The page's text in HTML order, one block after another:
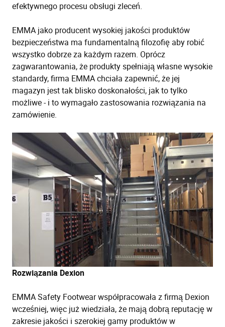
efektywnego procesu obsługi zleceń.
EMMA jako producent wysokiej jakości produktów
bezpieczeństwa ma fundamentalną filozofię aby robić
wszystko dobrze za każdym razem. Oprócz
zagwarantowania, że produkty spełniają własne wysokie
standardy, firma EMMA chciała zapewnić, że jej
magazyn jest tak blisko doskonałości, jak to tylko
możliwe - i to wymagało zastosowania rozwiązania na
zamówienie.
Rozwiązania Dexion
EMMA Safety Footwear współpracowała z firmą Dexion
wcześniej, więc już wiedziała, że mają dobrą reputację w
zakresie jakości i szerokiej gamy produktów w